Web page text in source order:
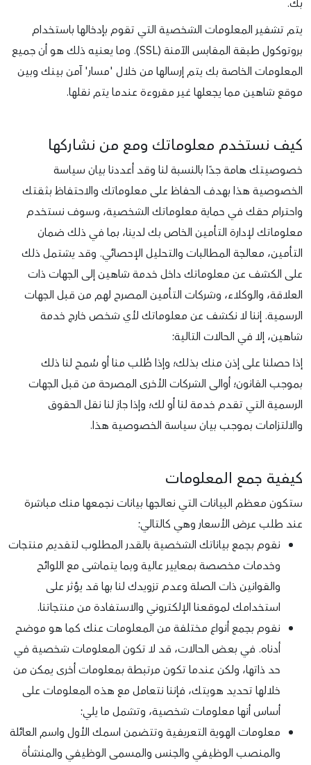
بك.
يتم تشفير المعلومات الشخصية التي تقوم بإدخالها باستخدام
بروتوكول طبقة المقابس الآمنة (SSL). وما يعنيه ذلك هو أن جميع
المعلومات الخاصة بك يتم إرسالها من خلال 'مسار' آمن بينك وبين
موقع شاهين مما يجعلها غير مقروءة عندما يتم نقلها.
كيف نستخدم معلوماتك ومع من نشاركها
خصوصيتك هامة جدًا بالنسبة لنا وقد أعددنا بيان سياسة
الخصوصية هذا بهدف الحفاظ على معلوماتك والاحتفاظ بثقتك
واحترام حقك في حماية معلوماتك الشخصية، وسوف نستخدم
معلوماتك لإدارة التأمين الخاص بك لدينا، بما في ذلك ضمان
التأمين، معالجة المطالبات والتحليل الإحصائي. وقد يشتمل ذلك
على الكشف عن معلوماتك داخل خدمة شاهين إلى الجهات ذات
العلاقة، والوكلاء، وشركات التأمين المصرح لهم من قبل الجهات
الرسمية. إننا لا نكشف عن معلوماتك لأي شخص خارج خدمة
شاهين، إلا في الحالات التالية:
إذا حصلنا على إذن منك بذلك؛ وإذا طُلب منا أو سُمح لنا ذلك
بموجب القانون؛ أوالى الشركات الأخرى المصرحة من قبل الجهات
الرسمية التي تقدم خدمة لنا أو لك؛ وإذا جاز لنا نقل الحقوق
والالتزامات بموجب بيان سياسة الخصوصية هذا.
كيفية جمع المعلومات
ستكون معظم البيانات التي نعالجها بيانات نجمعها منك مباشرة
عند طلب عرض الأسعار وهي كالتالي:
نقوم بجمع بياناتك الشخصية بالقدر المطلوب لتقديم منتجات
وخدمات مخصصة بمعايير عالية وبما يتماشى مع اللوائح
والقوانين ذات الصلة وعدم تزويدك لنا بها قد يؤثر على
استخدامك لموقعنا الإلكتروني والاستفادة من منتجاتنا.
نقوم بجمع أنواع مختلفة من المعلومات عنك كما هو موضح
أدناه. في بعض الحالات، قد لا تكون المعلومات شخصية في
حد ذاتها، ولكن عندما تكون مرتبطة بمعلومات أخرى يمكن من
خلالها تحديد هويتك، فإننا نتعامل مع هذه المعلومات على
أساس أنها معلومات شخصية، وتشمل ما يلي:
معلومات الهوية التعريفية وتتضمن اسمك الأول واسم العائلة
والمنصب الوظيفي والجنس والمسمى الوظيفي والمنشأة